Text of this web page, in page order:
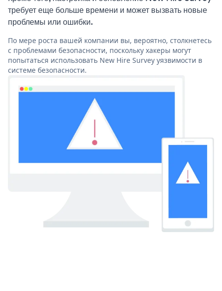
требует еще больше времени и может вызвать новые
проблемы или ошибки.
По мере роста вашей компании вы, вероятно, столкнетесь
с проблемами безопасности, поскольку хакеры могут
попытаться использовать New Hire Survey уязвимости в
системе безопасности.